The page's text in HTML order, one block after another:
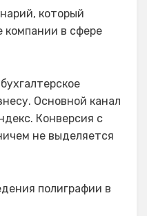
который
компании в сфере
Основной канал
Конверсия с
не выделяется
полиграфии в